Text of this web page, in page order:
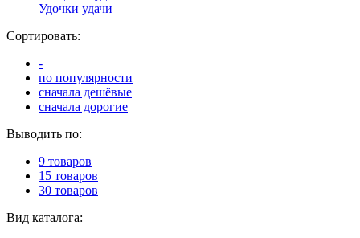
Удочки удачи
Сортировать:
-
по популярности
сначала дешёвые
сначала дорогие
Выводить по:
9 товаров
15 товаров
30 товаров
Вид каталога: